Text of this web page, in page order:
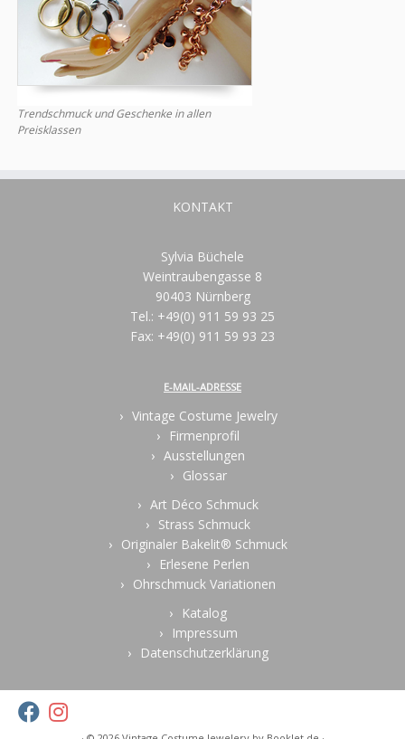
Trendschmuck und Geschenke in allen
Preisklassen
KONTAKT
Sylvia Büchele
Weintraubengasse 8
90403 Nürnberg
Tel.: +49(0) 911 59 93 25
Fax: +49(0) 911 59 93 23
E-MAIL-ADRESSE
Vintage Costume Jewelry
Firmenprofil
Ausstellungen
Glossar
Art Déco Schmuck
Strass Schmuck
Originaler Bakelit® Schmuck
Erlesene Perlen
Ohrschmuck Variationen
Katalog
Impressum
Datenschutzerklärung